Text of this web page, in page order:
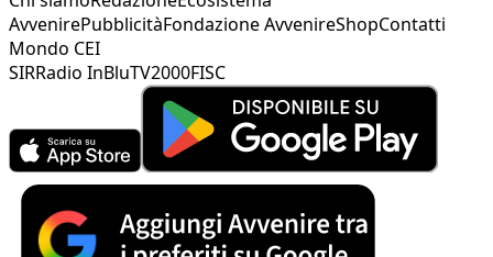
AvvenirePubblicitàFondazione AvvenireShopContatti
Mondo CEI
SIRRadio InBluTV2000FISC